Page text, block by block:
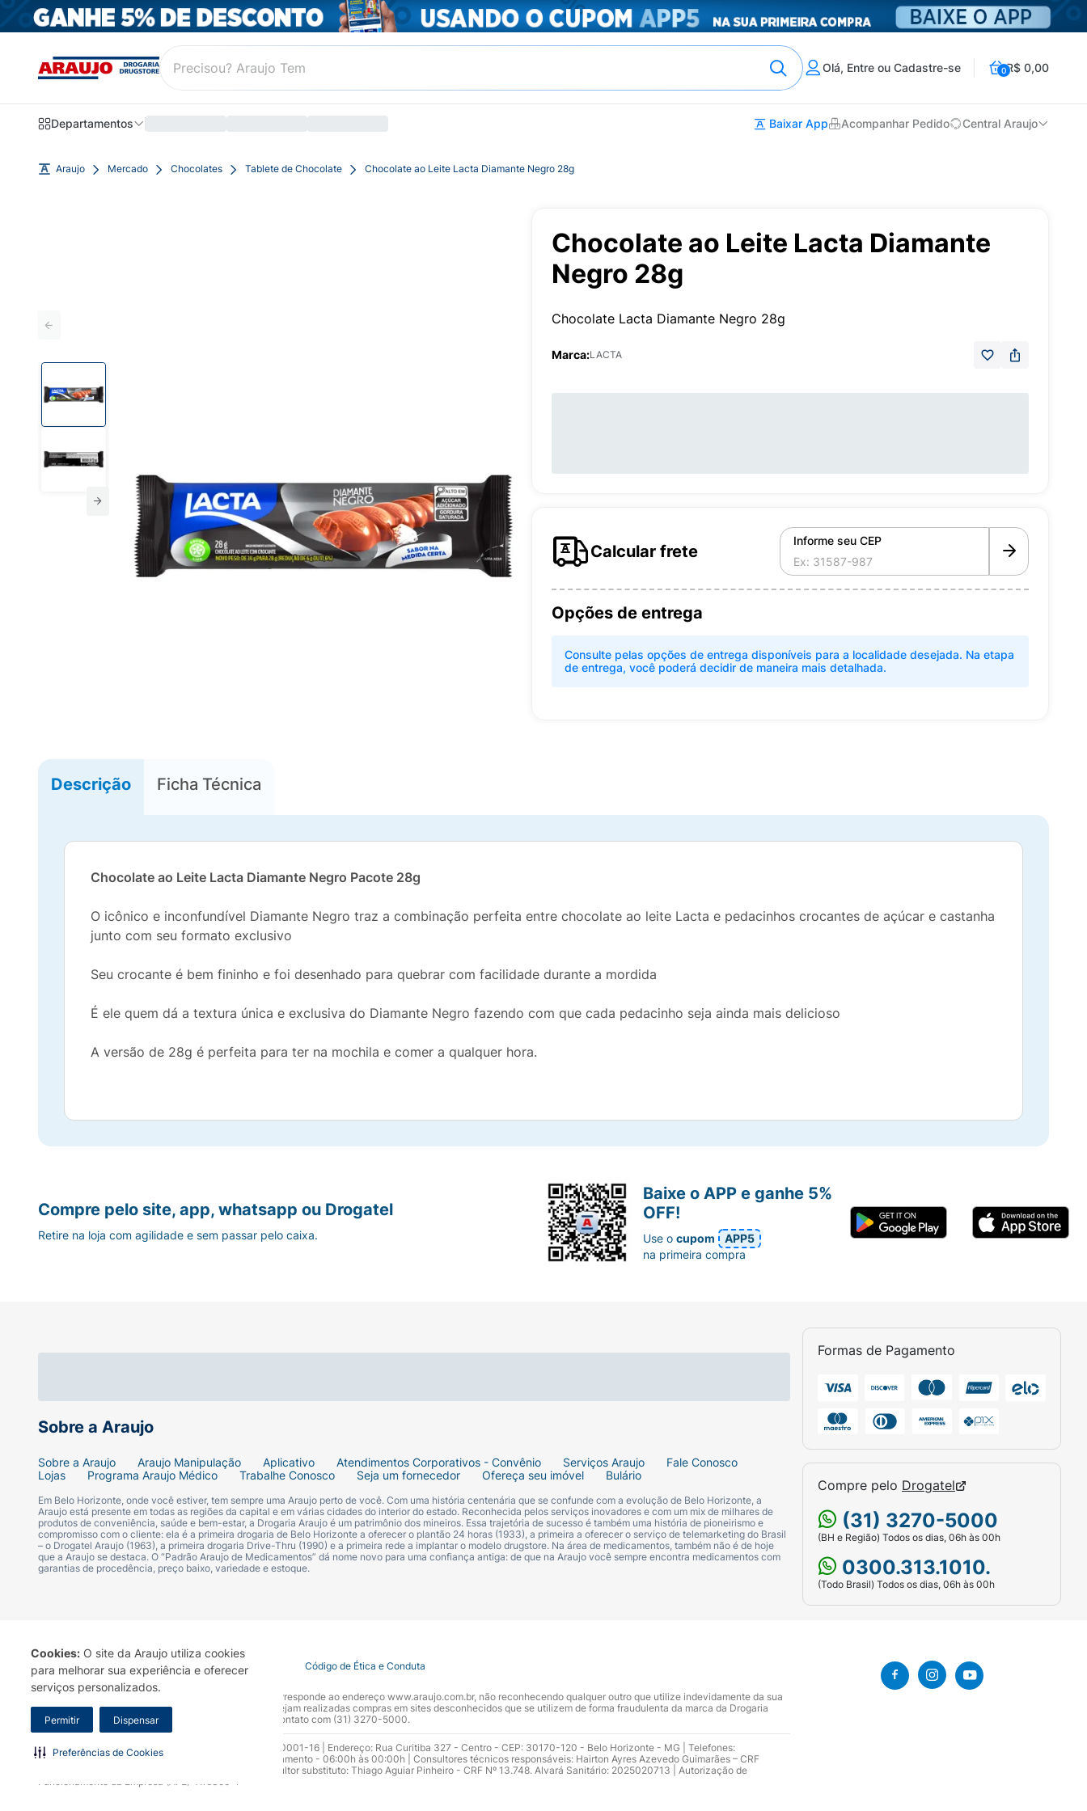
Cookies: O site da Araujo utiliza cookies
para melhorar sua experiência e oferecer
serviços personalizados.
Permitir Dispensar
Preferências de Cookies
Olá, Entre ou Cadastre-se 0R$ 0,00
Departamentos Baixar App Acompanhar Pedido Central Araujo
Araujo Mercado Chocolates Tablete de Chocolate Chocolate ao Leite Lacta Diamante Negro 28g
Chocolate ao Leite Lacta Diamante
Negro 28g
Chocolate Lacta Diamante Negro 28g
Marca:LACTA
Calcular frete
Informe seu CEP
Opções de entrega
Consulte pelas opções de entrega disponíveis para a localidade desejada. Na etapa
de entrega, você poderá decidir de maneira mais detalhada.
Descrição Ficha Técnica
Chocolate ao Leite Lacta Diamante Negro Pacote 28g
O icônico e inconfundível Diamante Negro traz a combinação perfeita entre chocolate ao leite Lacta e pedacinhos crocantes de açúcar e castanha
junto com seu formato exclusivo
Seu crocante é bem fininho e foi desenhado para quebrar com facilidade durante a mordida
É ele quem dá a textura única e exclusiva do Diamante Negro fazendo com que cada pedacinho seja ainda mais delicioso
A versão de 28g é perfeita para ter na mochila e comer a qualquer hora.
Sobre a Araujo
Sobre a Araujo Araujo Manipulação Aplicativo Atendimentos Corporativos - Convênio Serviços Araujo
Fale Conosco
Lojas
Programa Araujo Médico Trabalhe Conosco Seja um fornecedor Ofereça seu imóvel Bulário
Em Belo Horizonte, onde você estiver, tem sempre uma Araujo perto de você. Com uma história centenária que se confunde com a evolução de Belo Horizonte, a
Araujo está presente em todas as regiões da capital e em várias cidades do interior do estado. Reconhecida pelos serviços inovadores e com um mix de milhares de
produtos de conveniência, saúde e bem-estar, a Drogaria Araujo é um patrimônio dos mineiros. Essa trajetória de sucesso é também uma história de pioneirismo e
compromisso com o cliente: ela é a primeira drogaria de Belo Horizonte a oferecer o plantão 24 horas (1933), a primeira a oferecer o serviço de telemarketing do Brasil
– o Drogatel Araujo (1963), a primeira drogaria Drive-Thru (1990) e a primeira rede a implantar o modelo drugstore. Na área de medicamentos, também não é de hoje
que a Araujo se destaca. O “Padrão Araujo de Medicamentos” dá nome novo para uma confiança antiga: de que na Araujo você sempre encontra medicamentos com
garantias de procedência, preço baixo, variedade e estoque.
Formas de Pagamento
Compre pelo Drogatel
(31) 3270-5000
(BH e Região) Todos os dias, 06h às 00h
0300.313.1010.
(Todo Brasil) Todos os dias, 06h às 00h
Compre pelo site, app, whatsapp ou Drogatel
Retire na loja com agilidade e sem passar pelo caixa.
Baixe o APP e ganhe 5%
OFF!
Use ocupom
APP5
na primeira compra
Termo de Uso Portal da Privacidade Covid-19 Código de Ética e Conduta
A Drogaria Araujo S/A informa que o seu site oficial corresponde ao endereço www.araujo.com.br, não reconhecendo qualquer outro que utilize indevidamente da sua
marca. Para sua segurança recomendamos que não sejam realizadas compras em sites desconhecidos que se utilizem de forma fraudulenta da marca da Drogaria
Araujo S.A. Em caso de dúvidas, gentileza entrar em contato com (31) 3270-5000.
Razão Social: Drogaria Araujo S.A | CNPJ: 17.256.512.0001-16 | Endereço: Rua Curitiba 327 - Centro - CEP: 30170-120 - Belo Horizonte - MG | Telefones:
0300.313.1010 e (31) 3270-5000 Horário de funcionamento - 06:00h às 00:00h | Consultores técnicos responsáveis: Hairton Ayres Azevedo Guimarães – CRF
10.965 | Yasmin Silva Alvarenga – CRF 52.584 - Consultor substituto: Thiago Aguiar Pinheiro - CRF Nº 13.748. Alvará Sanitário: 2025020713 | Autorização de
Funcionamento da Empresa (AFE): 7.16355-1